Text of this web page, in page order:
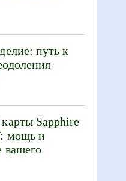
путь к
Sapphire
мощь и
вашего